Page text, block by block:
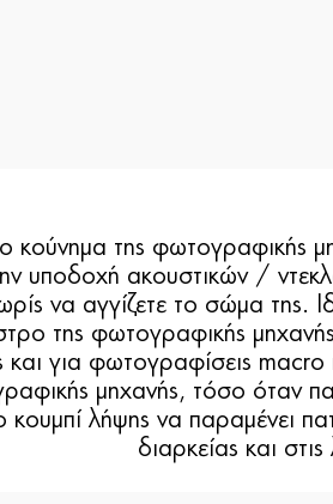
κούνημα της φωτογραφικής
υποδοχή ακουστικών /
να αγγίζετε το σώμα της.
της φωτογραφικής
για φωτογραφίσεις
μηχανής, τόσο όταν
λήψης να παραμένει
διαρκείας και